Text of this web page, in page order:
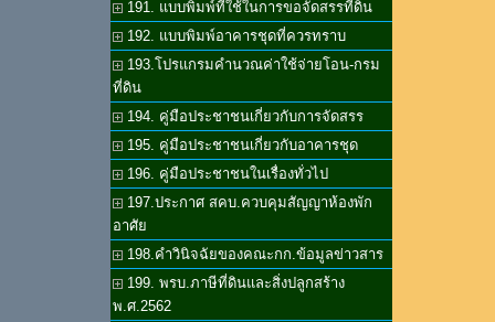
191. แบบพิมพ์ที่ใช้ในการขอจัดสรรที่ดิน
192. แบบพิมพ์อาคารชุดที่ควรทราบ
193.โปรแกรมคำนวณค่าใช้จ่ายโอน-กรม
ที่ดิน
194. คู่มือประชาชนเกี่ยวกับการจัดสรร
195. คู่มือประชาชนเกี่ยวกับอาคารชุด
196. คู่มือประชาชนในเรื่องทั่วไป
197.ประกาศ สคบ.ควบคุมสัญญาห้องพัก
อาศัย
198.คำวินิจฉัยของคณะกก.ข้อมูลข่าวสาร
199. พรบ.ภาษีที่ดินและสิ่งปลูกสร้าง
พ.ศ.2562